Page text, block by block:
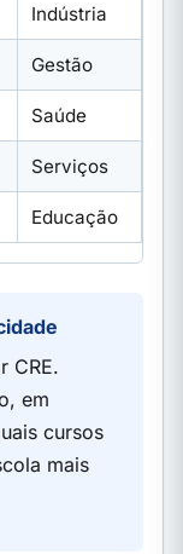
Indústria
Gestão
Saúde
Serviços
Educação
CRE.
em
cursos
mais